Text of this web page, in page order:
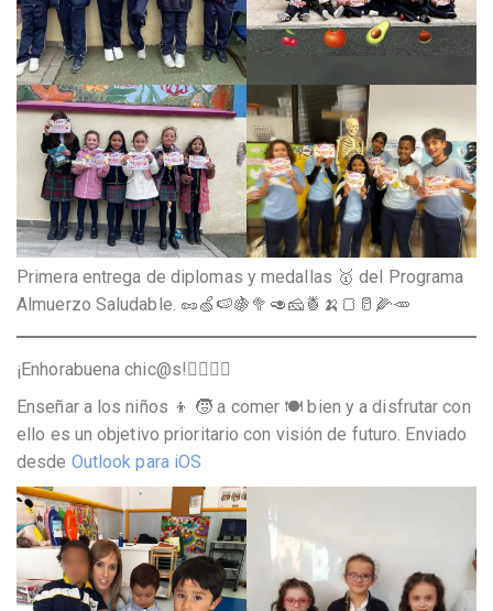
Primera entrega de diplomas y medallas 🥇 del Programa
Almuerzo Saludable. 🥜🍏🍉🍇🥦🥑🧀🍍🍌🍞🥛🌽🥕
¡Enhorabuena chic@s!👍🏼👏👏
Enseñar a los niños 👦 🧒 a comer 🍽️ bien y a disfrutar con
ello es un objetivo prioritario con visión de futuro. Enviado
desde Outlook para iOS